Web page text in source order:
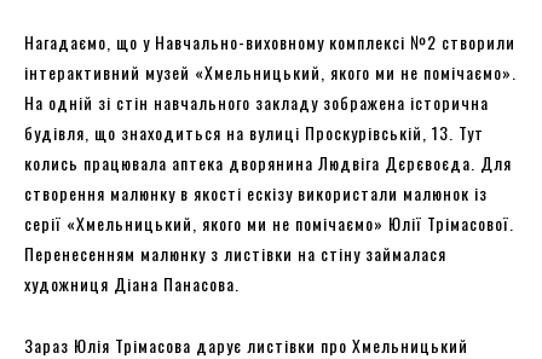
Нагадаємо, що у Навчально-виховному комплексі №2 створили
інтерактивний музей «Хмельницький, якого ми не помічаємо».
На одній зі стін навчального закладу зображена історична
будівля, що знаходиться на вулиці Проскурівській, 13. Тут
колись працювала аптека дворянина Людвіга Дєрєвоєда. Для
створення малюнку в якості ескізу використали малюнок із
серії «Хмельницький, якого ми не помічаємо» Юлії Трімасової.
Перенесенням малюнку з листівки на стіну займалася
художниця Діана Панасова.
Зараз Юлія Трімасова дарує листівки про Хмельницький